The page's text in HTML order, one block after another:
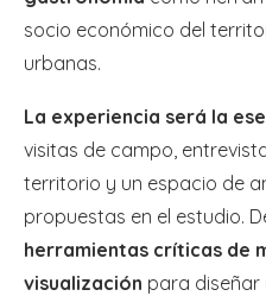
socio económico del
urbanas.
La experiencia será la
visitas de campo,
territorio y un espacio de
propuestas en el estudio.
herramientas críticas de
visualización para